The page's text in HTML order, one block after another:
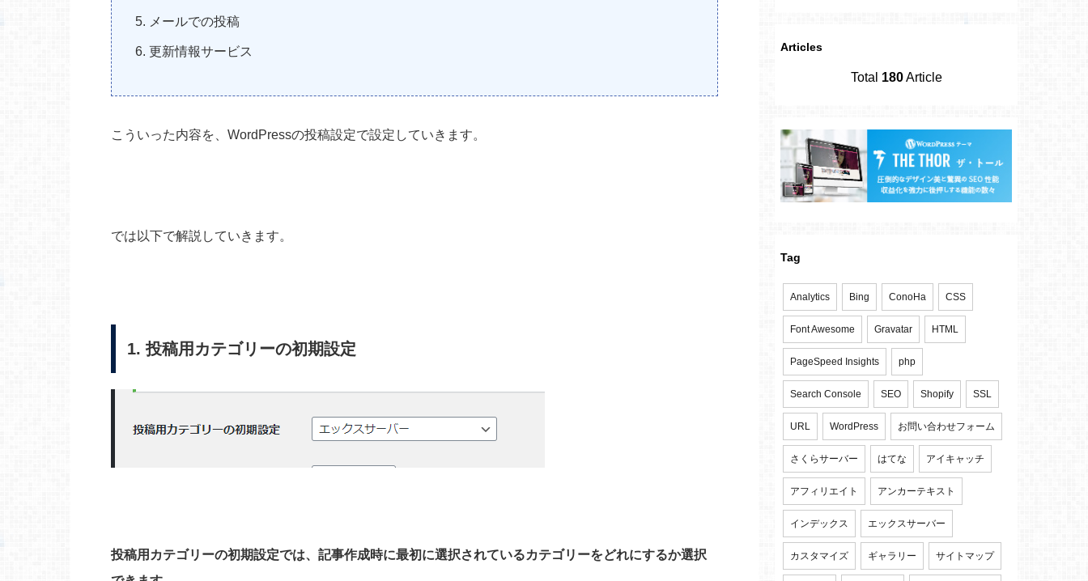
メールでの投稿
更新情報サービス
こういった内容を、WordPressの投稿設定で設定していきます。
では以下で解説していきます。
1. 投稿用カテゴリーの初期設定
投稿用カテゴリーの初期設定では、記事作成時に最初に選択されているカテゴリーをどれにするか選択
Articles
Total 180Article
Tag
Analytics Bing ConoHa CSS
Font Awesome Gravatar HTML
PageSpeed Insights php
Search Console SEO Shopify SSL
URL WordPress お問い合わせフォーム
さくらサーバー はてな アイキャッチ
アフィリエイト アンカーテキスト
インデックス エックスサーバー
カスタマイズ ギャラリー サイトマップ